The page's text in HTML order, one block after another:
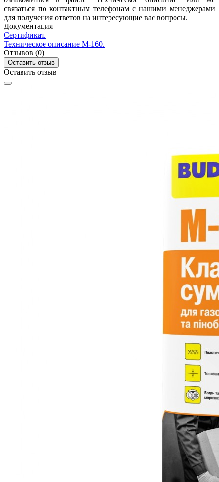
связаться по контактным телефонам с нашими менеджерами
для получения ответов на интересующие вас вопросы.
Документация
Сертификат.
Техническое описание M-160.
Отзывов (0)
Оставить отзыв
Оставить отзыв